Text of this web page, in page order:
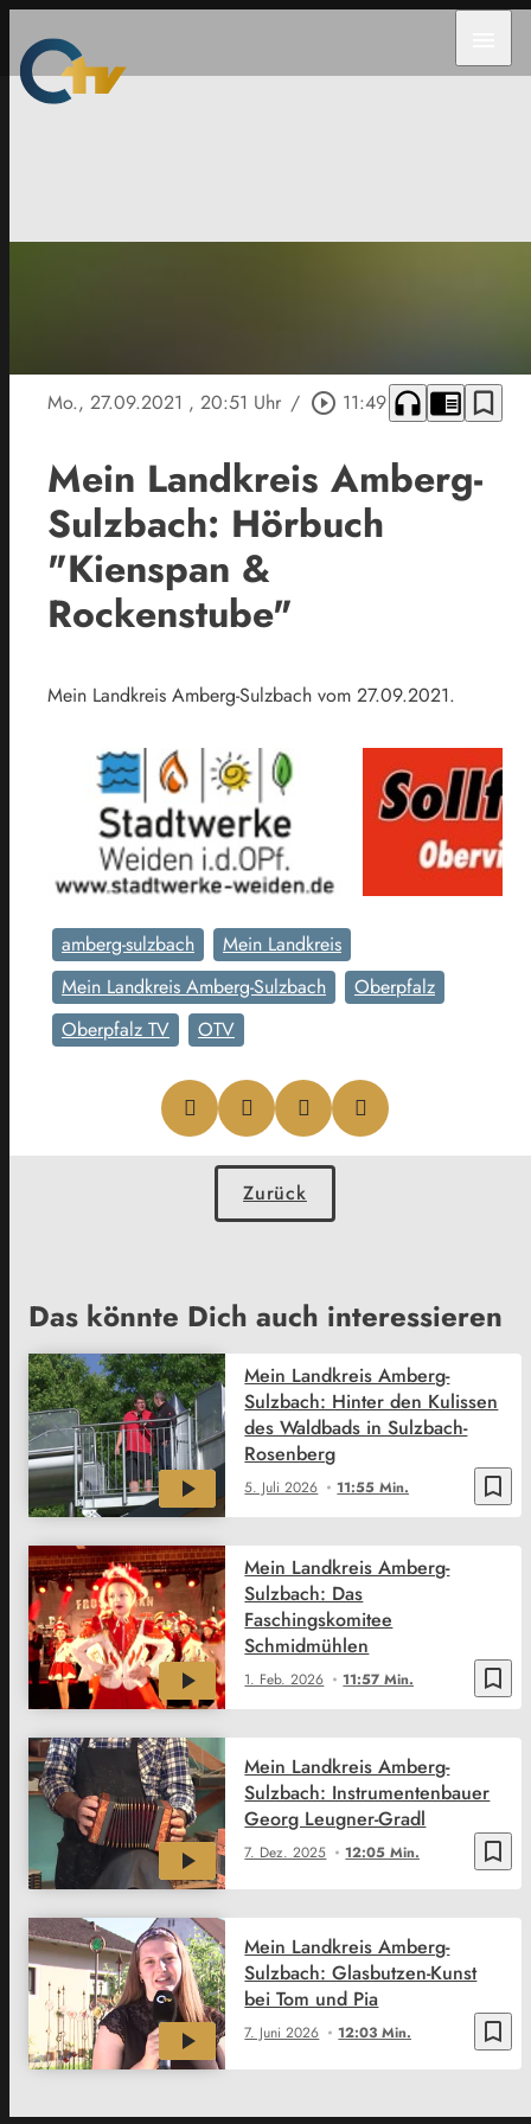
Mo., 27.09.2021 , 20:51 Uhr / play_circle_outline 11:49 headphones chrome_reader_mode bookmark_border
Mein Landkreis Amberg-
Sulzbach: Hörbuch
"Kienspan &
Rockenstube"
Mein Landkreis Amberg-Sulzbach vom 27.09.2021.
amberg-sulzbach
Mein Landkreis
Mein Landkreis Amberg-Sulzbach
Oberpfalz
Oberpfalz TV
OTV
Zurück
Das könnte Dich auch interessieren
bookmark_border
5. Juli 2026 11:55 Min.
Mein Landkreis Amberg-
Sulzbach: Hinter den Kulissen
des Waldbads in Sulzbach-
Rosenberg
bookmark_border
1. Feb. 2026 11:57 Min.
Mein Landkreis Amberg-
Sulzbach: Das
Faschingskomitee
Schmidmühlen
bookmark_border
7. Dez. 2025 12:05 Min.
Mein Landkreis Amberg-
Sulzbach: Instrumentenbauer
Georg Leugner-Gradl
bookmark_border
7. Juni 2026 12:03 Min.
Mein Landkreis Amberg-
Sulzbach: Glasbutzen-Kunst
bei Tom und Pia